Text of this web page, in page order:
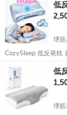
低
堺
CozySleep 低反発枕
段階高さ調整 涼感
大阪
低
堺